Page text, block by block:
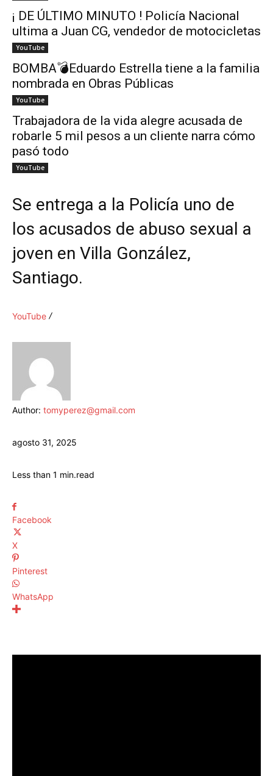
¡ DE ÚLTIMO MINUTO ! Policía Nacional
ultima a Juan CG, vendedor de motocicletas
YouTube
BOMBA💣Eduardo Estrella tiene a la familia
nombrada en Obras Públicas
YouTube
Trabajadora de la vida alegre acusada de
robarle 5 mil pesos a un cliente narra cómo
pasó todo
YouTube
Se entrega a la Policía uno de
los acusados de abuso sexual a
joven en Villa González,
Santiago.
YouTube
Author: tomyperez@gmail.com
agosto 31, 2025
Less than 1 min.read
Facebook
X
Pinterest
WhatsApp